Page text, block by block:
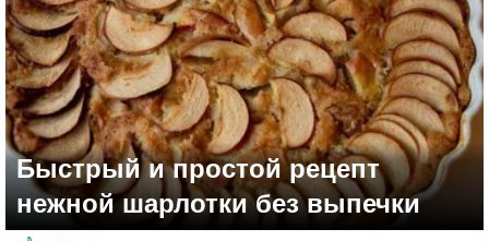
Быстрый и простой рецепт
нежной шарлотки без выпечки